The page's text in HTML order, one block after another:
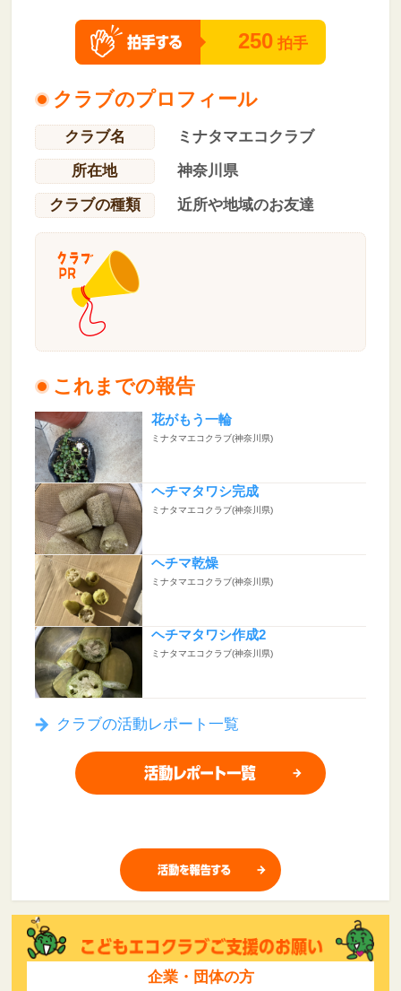
250 拍手
クラブのプロフィール
クラブ名
ミナタマエコクラブ
所在地
神奈川県
クラブの種類
近所や地域のお友達
これまでの報告
花がもう一輪
ミナタマエコクラブ(神奈川県)
ヘチマタワシ完成
ミナタマエコクラブ(神奈川県)
ヘチマ乾燥
ミナタマエコクラブ(神奈川県)
ヘチマタワシ作成2
ミナタマエコクラブ(神奈川県)
クラブの活動レポート一覧
企業・団体の方